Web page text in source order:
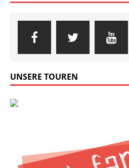
UNSERE TOUREN